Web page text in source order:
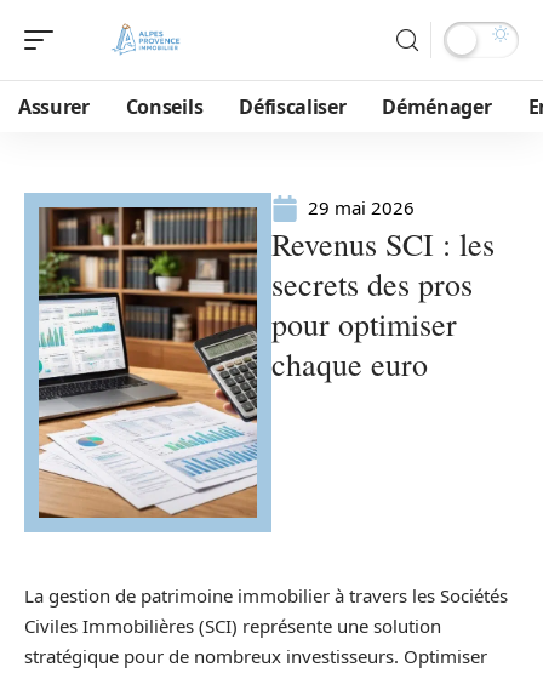
Assurer Conseils Défiscaliser Déménager
29 mai 2026
Revenus SCI : les
secrets des pros
pour optimiser
chaque euro
La gestion de patrimoine immobilier à travers les Sociétés
Civiles Immobilières (SCI) représente une solution
stratégique pour de nombreux investisseurs. Optimiser